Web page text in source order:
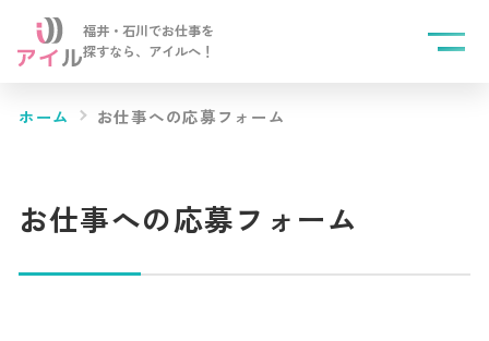
福井・石川でお仕事を
探すなら、 アイルへ！
ホーム お仕事への応募フォーム
お仕事への応募フォーム